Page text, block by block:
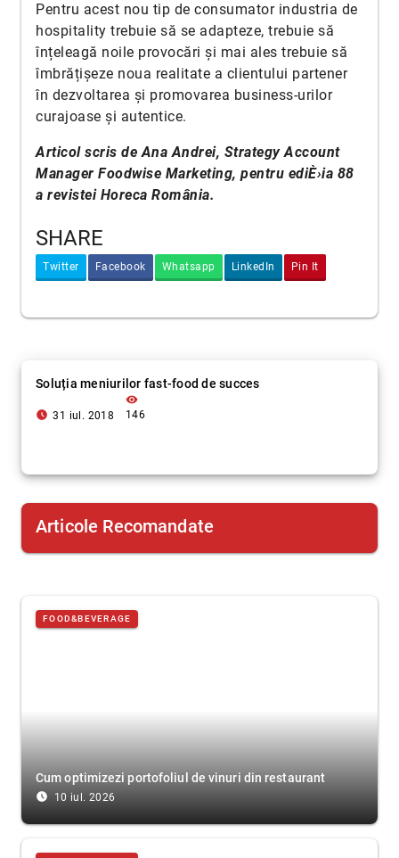
Pentru acest nou tip de consumator industria de
hospitality trebuie să se adapteze, trebuie să
înțeleagă noile provocări și mai ales trebuie să
îmbrățișeze noua realitate a clientului partener
în dezvoltarea și promovarea business-urilor
curajoase și autentice.
Articol scris de Ana Andrei, Strategy Account
Manager Foodwise Marketing, pentru ediÈ›ia 88
a revistei Horeca România.
SHARE
Twitter Facebook Whatsapp LinkedIn Pin It
Soluția meniurilor fast-food de succes
access_time_filled 31 iul. 2018
visibility
146
Articole Recomandate
FOOD&BEVERAGE
Cum optimizezi portofoliul de vinuri din restaurant
access_time_filled 10 iul. 2026